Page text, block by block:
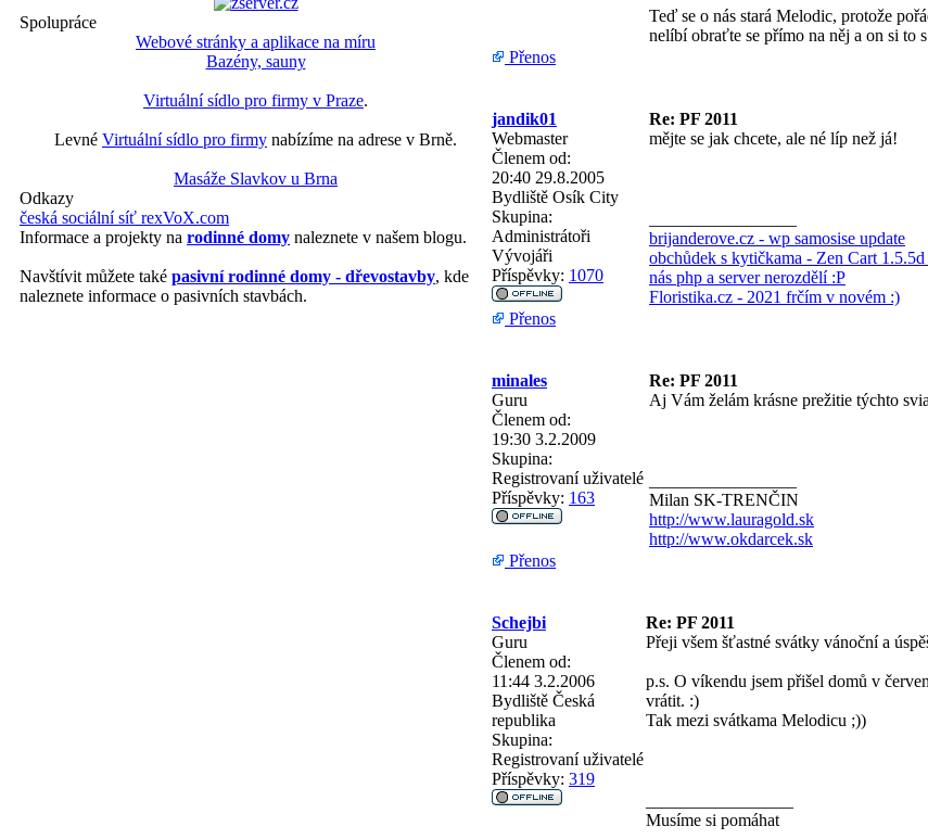
Spolupráce
Webové stránky a aplikace na míru
Bazény, sauny
Virtuální sídlo pro firmy v Praze.
Levné Virtuální sídlo pro firmy nabízíme na adrese v Brně.
Masáže Slavkov u Brna
Odkazy
česká sociální síť rexVoX.com
Informace a projekty na rodinné domy naleznete v našem blogu.
Navštívit můžete také pasivní rodinné domy - dřevostavby, kde
naleznete informace o pasivních stavbách.
Teď se o nás stará Melodic, protože
nelíbí obraťte se přímo na něj a on si to
Přenos
jandik01 Re: PF 2011
Webmaster
Členem od:
20:40 29.8.2005
Bydliště Osík City
Skupina:
Administrátoři
Vývojáři
Příspěvky: 1070
mějte se jak chcete, ale né líp než já!
brijanderove.cz - wp samosise update
obchůdek s kytičkama - Zen Cart
nás php a server nerozdělí :P
Floristika.cz - 2021 frčím v novém :)
Přenos
minales Re: PF 2011
Guru
Členem od:
19:30 3.2.2009
Skupina:
Registrovaní uživatelé
Příspěvky: 163
Aj Vám želám krásne prežitie týchto
Milan SK-TRENČIN
http://www.lauragold.sk
http://www.okdarcek.sk
Přenos
Schejbi Re: PF 2011
Guru
Členem od:
11:44 3.2.2006
Bydliště Česká
republika
Skupina:
Registrovaní uživatelé
Příspěvky: 319
Přeji všem šťastné svátky vánoční a
p.s. O víkendu jsem přišel domů v
vrátit. :)
Tak mezi svátkama Melodicu ;))
Musíme si pomáhat